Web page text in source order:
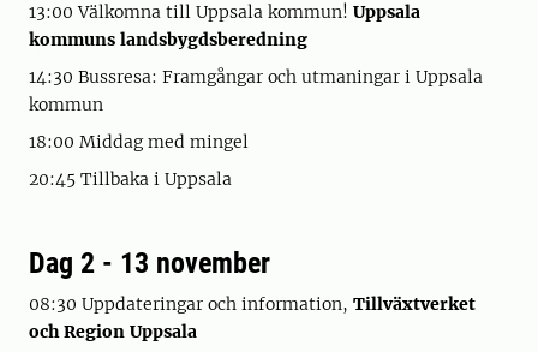
13:00 Välkomna till Uppsala kommun! Uppsala
kommuns landsbygdsberedning
14:30 Bussresa: Framgångar och utmaningar i Uppsala
kommun
18:00 Middag med mingel
20:45 Tillbaka i Uppsala
Dag 2 - 13 november
08:30 Uppdateringar och information, Tillväxtverket
och Region Uppsala